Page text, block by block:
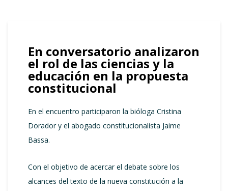
En conversatorio analizaron
el rol de las ciencias y la
educación en la propuesta
constitucional
En el encuentro participaron la bióloga Cristina
Dorador y el abogado constitucionalista Jaime
Bassa.
Con el objetivo de acercar el debate sobre los
alcances del texto de la nueva constitución a la